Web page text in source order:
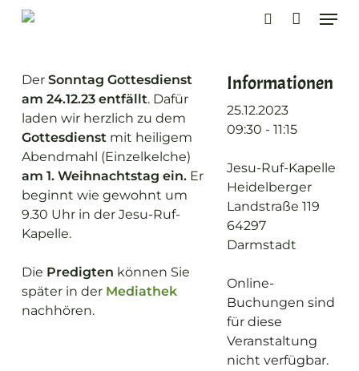
Skip
DerSonntag Gottesdienst
am 24.12.23 entfällt. Dafür
laden wir herzlich zu dem
Gottesdienstmit heiligem
Abendmahl (Einzelkelche)
am 1. Weihnachtstag ein.Er
beginnt wie gewohnt um
9.30 Uhr in der Jesu-Ruf-
Kapelle.
Die Predigten können Sie
später in der Mediathek
nachhören.
Informationen
25.12.2023
09:30 - 11:15
Jesu-Ruf-Kapelle
Heidelberger
Landstraße 119
64297
Darmstadt
Online-
Buchungen sind
für diese
Veranstaltung
nicht verfügbar.